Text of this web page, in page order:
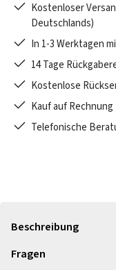
Kostenloser
Deutschlands)
In 1-3 Werktagen
14 Tage
Kostenlose
Kauf auf Rechnung
Telefonische
Beschreibung
Fragen